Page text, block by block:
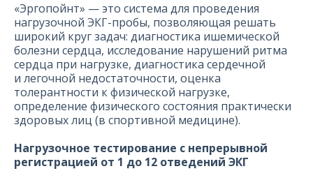
«Эргопойнт» — это система для проведения
нагрузочной ЭКГ-пробы, позволяющая решать
широкий круг задач: диагностика ишемической
болезни сердца, исследование нарушений ритма
сердца при нагрузке, диагностика сердечной
и легочной недостаточности, оценка
толерантности к физической нагрузке,
определение физического состояния практически
здоровых лиц (в спортивной медицине).
Нагрузочное тестирование с непрерывной
регистрацией от 1 до 12 отведений ЭКГ